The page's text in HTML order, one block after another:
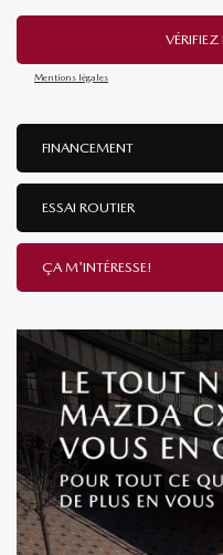
Mentions légales
FINANCEMENT
ESSAI ROUTIER
ÇA M'INTÉRESSE!